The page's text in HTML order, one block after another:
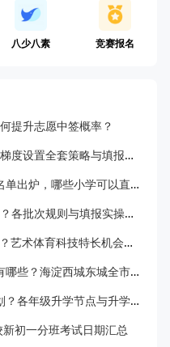
八少八素 竞赛报名
提升志愿中签概率？
北京小升初志愿怎么合理排布？梯度设置全套策略与填报避坑指南
2026 北京小升初对口直升新增名单出炉，哪些小学可以直升优质初中？
北京小升初多批次志愿如何规划？各批次规则与填报实操指南
北京小升初特长还能助力升学吗？艺术体育科技特长机会与误区全面解析
2027 北京小升初跨区招生学校有哪些？海淀西城东城全市招生校完整汇总
2027 北京小升初分阶段如何规划？各年级升学节点与升学通道全梳理
初一分班考试日期汇总